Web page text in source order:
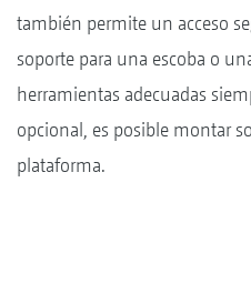
también permite un acceso
soporte para una escoba o
herramientas adecuadas
opcional, es posible montar
plataforma.